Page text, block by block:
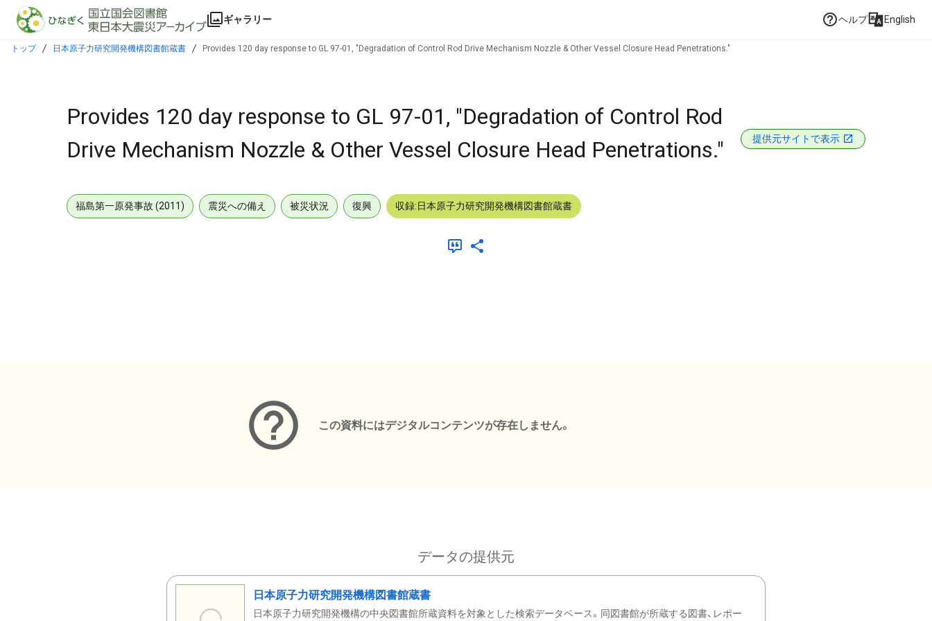
本文に飛ぶ
ギャラリー ヘルプ English
トップ 日本原子力研究開発機構図書館蔵書 Provides 120 day response to GL 97-01, "Degradation of Control Rod Drive Mechanism Nozzle & Other Vessel Closure Head Penetrations."
Provides 120 day response to GL 97-01, "Degradation of Control Rod
Drive Mechanism Nozzle & Other Vessel Closure Head Penetrations."
提供元サイトで表示
福島第一原発事故 (2011) 震災への備え 被災状況 復興 収録:日本原子力研究開発機構図書館蔵書
この資料にはデジタルコンテンツが存在しません。
データの提供元
日本原子力研究開発機構図書館蔵書
日本原子力研究開発機構の中央図書館所蔵資料を対象とした検索データベース。同図書館が所蔵する図書、レポー